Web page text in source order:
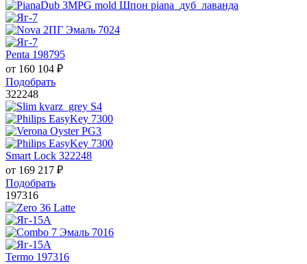
Penta 198795
от 160 104 ₽
Подобрать
322248
Smart Lock 322248
от 169 217 ₽
Подобрать
197316
Termo 197316